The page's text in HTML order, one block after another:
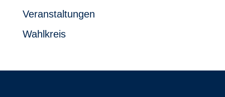
Veranstaltungen
Wahlkreis